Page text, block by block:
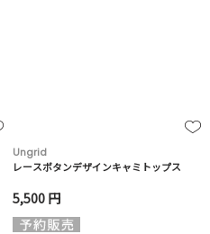
Ungrid
レースボタンデザインキャミトップス
5,500 円